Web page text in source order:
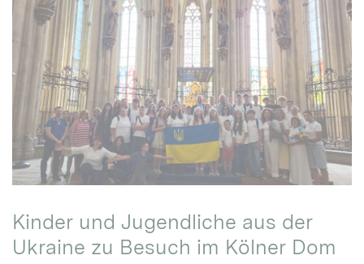
Kinder und Jugendliche aus der
Ukraine zu Besuch im Kölner Dom